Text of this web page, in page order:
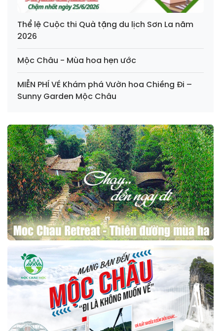
Thể lệ Cuộc thi Quà tặng du lịch Sơn La năm
2026
Mộc Châu - Mùa hoa hẹn ước
MIỄN PHÍ VÉ Khám phá Vườn hoa Chiềng Đi –
Sunny Garden Mộc Châu